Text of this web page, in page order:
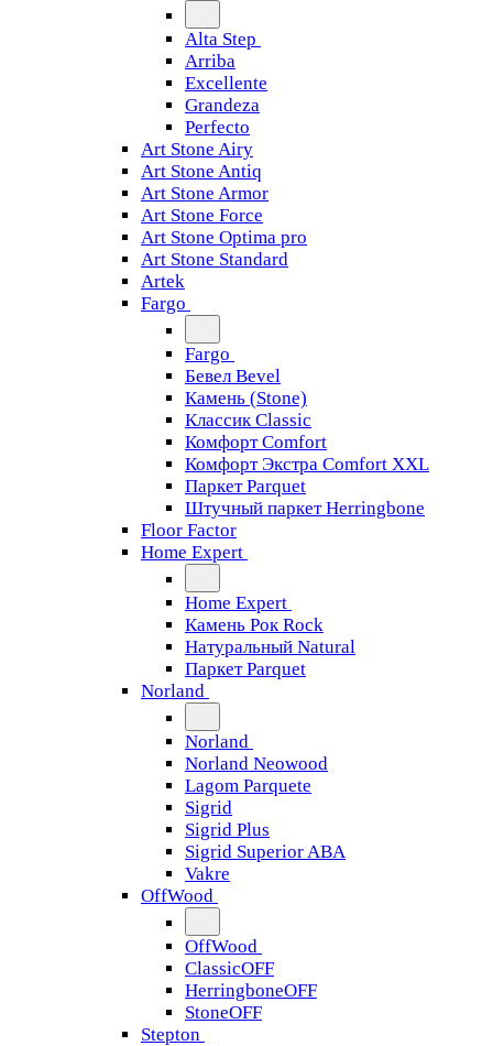
Alta Step
Arriba
Excellente
Grandeza
Perfecto
Art Stone Airy
Art Stone Antiq
Art Stone Armor
Art Stone Force
Art Stone Optima pro
Art Stone Standard
Artek
Fargo
Fargo
Бевел Bevel
Камень (Stone)
Классик Classic
Комфорт Comfort
Комфорт Экстра Comfort XXL
Паркет Parquet
Штучный паркет Herringbone
Floor Factor
Home Expert
Home Expert
Камень Рок Rock
Натуральный Natural
Паркет Parquet
Norland
Norland
Norland Neowood
Lagom Parquete
Sigrid
Sigrid Plus
Sigrid Superior ABA
Vakre
OffWood
OffWood
ClassicOFF
HerringboneOFF
StoneOFF
Stepton